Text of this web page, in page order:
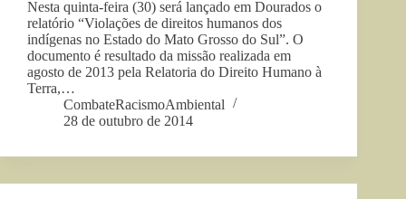
Nesta quinta-feira (30) será lançado em Dourados o
relatório “Violações de direitos humanos dos
indígenas no Estado do Mato Grosso do Sul”. O
documento é resultado da missão realizada em
agosto de 2013 pela Relatoria do Direito Humano à
Terra,…
CombateRacismoAmbiental
28 de outubro de 2014